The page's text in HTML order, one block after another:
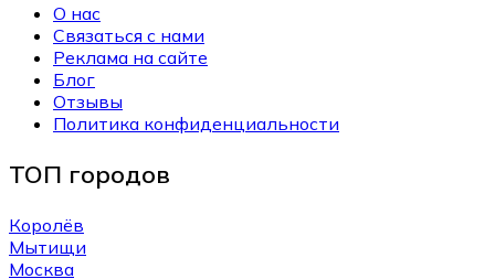
О нас
Связаться с нами
Реклама на сайте
Блог
Отзывы
Политика конфиденциальности
ТОП городов
Королёв
Мытищи
Москва